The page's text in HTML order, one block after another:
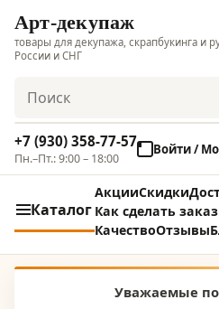
Арт-декупаж
товары для декупажа, скрапбукинга и
России и СНГ
+7 (930) 358-77-57
Пн.–Пт.: 9:00 – 18:00
Войти /
Каталог
АкцииСкидки
Как сделать заказ
КачествоОтзывы
Уважаемые